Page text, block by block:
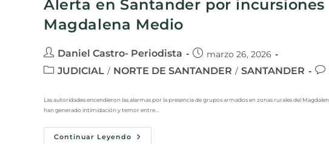
Alerta en Santander por
Magdalena Medio
Daniel Castro- Periodista marzo 26, 2026
JUDICIAL / NORTE DE SANTANDER / SANTANDER
Las autoridades encendieron las alarmas por la presencia de grupos armados en zonas rurales del
han generado intimidación y temor entre…
Continuar Leyendo